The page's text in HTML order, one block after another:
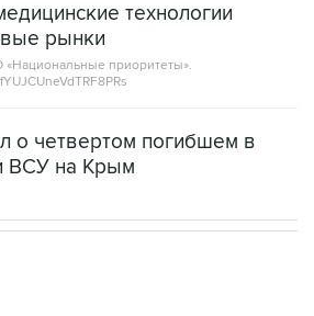
технологии
рынки
приоритеты».
о четвертом погибшем в
ВСУ на Крым